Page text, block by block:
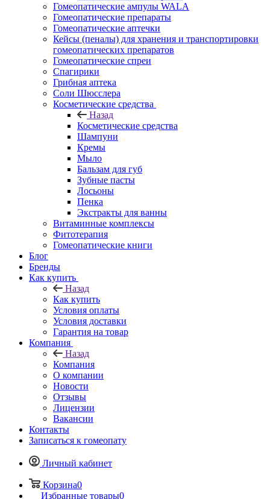
Гомеопатические ампулы WALA
Гомеопатические препараты
Гомеопатические аптечки
Кейсы (пеналы) для хранения и транспортировки
гомеопатических препаратов
Гомеопатические спреи
Спагирики
Грибная аптека
Соли Шюсслера
Косметические средства
Назад
Косметические средства
Шампуни
Кремы
Мыло
Бальзам для губ
Зубные пасты
Лосьоны
Пенка
Экстракты для ванны
Витаминные комплексы
Фитотерапия
Гомеопатические книги
Блог
Бренды
Как купить
Назад
Как купить
Условия оплаты
Условия доставки
Гарантия на товар
Компания
Назад
Компания
О компании
Новости
Отзывы
Лицензии
Вакансии
Контакты
Записаться к гомеопату
Личный кабинет
Корзина0
Избранные товары0